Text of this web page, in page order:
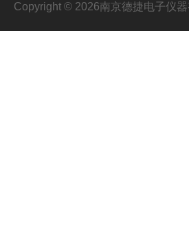
Copyright © 2026南京德捷电子仪